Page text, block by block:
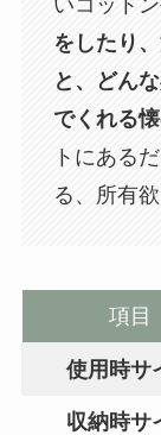
いコット
をしたり
と、どん
でくれる
トにある
る、所有
項目
使用時サ
収納時サ